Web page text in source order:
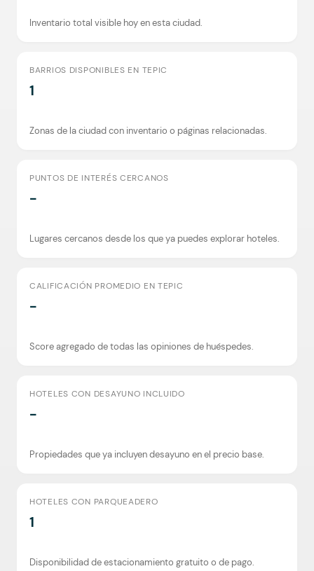
Inventario total visible hoy en esta ciudad.
BARRIOS DISPONIBLES EN TEPIC
1
Zonas de la ciudad con inventario o páginas relacionadas.
PUNTOS DE INTERÉS CERCANOS
-
Lugares cercanos desde los que ya puedes explorar hoteles.
CALIFICACIÓN PROMEDIO EN TEPIC
-
Score agregado de todas las opiniones de huéspedes.
HOTELES CON DESAYUNO INCLUIDO
-
Propiedades que ya incluyen desayuno en el precio base.
HOTELES CON PARQUEADERO
1
Disponibilidad de estacionamiento gratuito o de pago.